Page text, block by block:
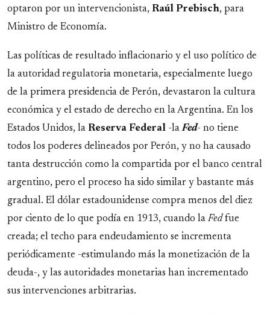
optaron por un intervencionista, Raúl Prebisch, para
Ministro de Economía.
Las políticas de resultado inflacionario y el uso político de
la autoridad regulatoria monetaria, especialmente luego
de la primera presidencia de Perón, devastaron la cultura
económica y el estado de derecho en la Argentina. En los
Estados Unidos, la Reserva Federal -laFed- no tiene
todos los poderes delineados por Perón, y no ha causado
tanta destrucción como la compartida por el banco central
argentino, pero el proceso ha sido similar y bastante más
gradual. El dólar estadounidense compra menos del diez
por ciento de lo que podía en 1913, cuando la Fedfue
creada; el techo para endeudamiento se incrementa
periódicamente -estimulando más la monetización de la
deuda-, y las autoridades monetarias han incrementado
sus intervenciones arbitrarias.